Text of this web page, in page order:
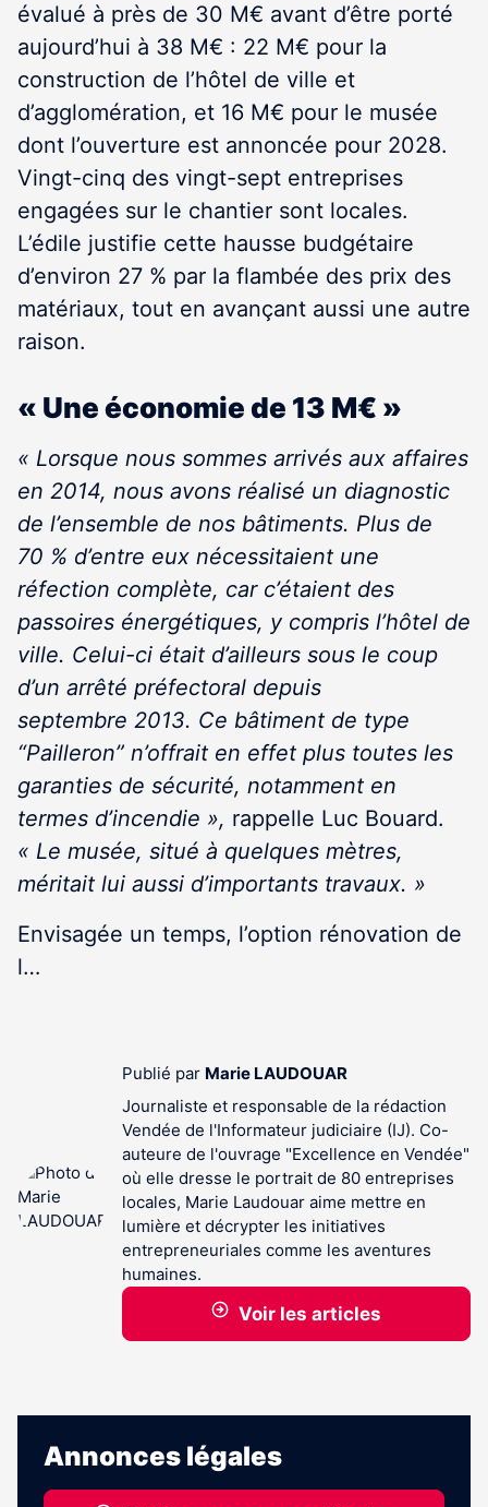
évalué à près de 30 M€ avant d’être porté
aujourd’hui à 38 M€ : 22 M€ pour la
construction de l’hôtel de ville et
d’agglomération, et 16 M€ pour le musée
dont l’ouverture est annoncée pour 2028.
Vingt-cinq des vingt-sept entreprises
engagées sur le chantier sont locales.
L’édile justifie cette hausse budgétaire
d’environ 27 % par la flambée des prix des
matériaux, tout en avançant aussi une autre
raison.
« Une économie de 13 M€ »
« Lorsque nous sommes arrivés aux affaires
en 2014, nous avons réalisé un diagnostic
de l’ensemble de nos bâtiments. Plus de
70 % d’entre eux nécessitaient une
réfection complète, car c’étaient des
passoires énergétiques, y compris l’hôtel de
ville. Celui-ci était d’ailleurs sous le coup
d’un arrêté préfectoral depuis
septembre 2013. Ce bâtiment de type
“Pailleron” n’offrait en effet plus toutes les
garanties de sécurité, notamment en
termes d’incendie », rappelle Luc Bouard.
« Le musée, situé à quelques mètres,
méritait lui aussi d’importants travaux. »
Envisagée un temps, l’option rénovation de
l…
Publié par Marie LAUDOUAR
Journaliste et responsable de la rédaction
Vendée de l'Informateur judiciaire (IJ). Co-
auteure de l'ouvrage "Excellence en Vendée"
où elle dresse le portrait de 80 entreprises
locales, Marie Laudouar aime mettre en
lumière et décrypter les initiatives
entrepreneuriales comme les aventures
humaines.
Voir les articles
Annonces légales